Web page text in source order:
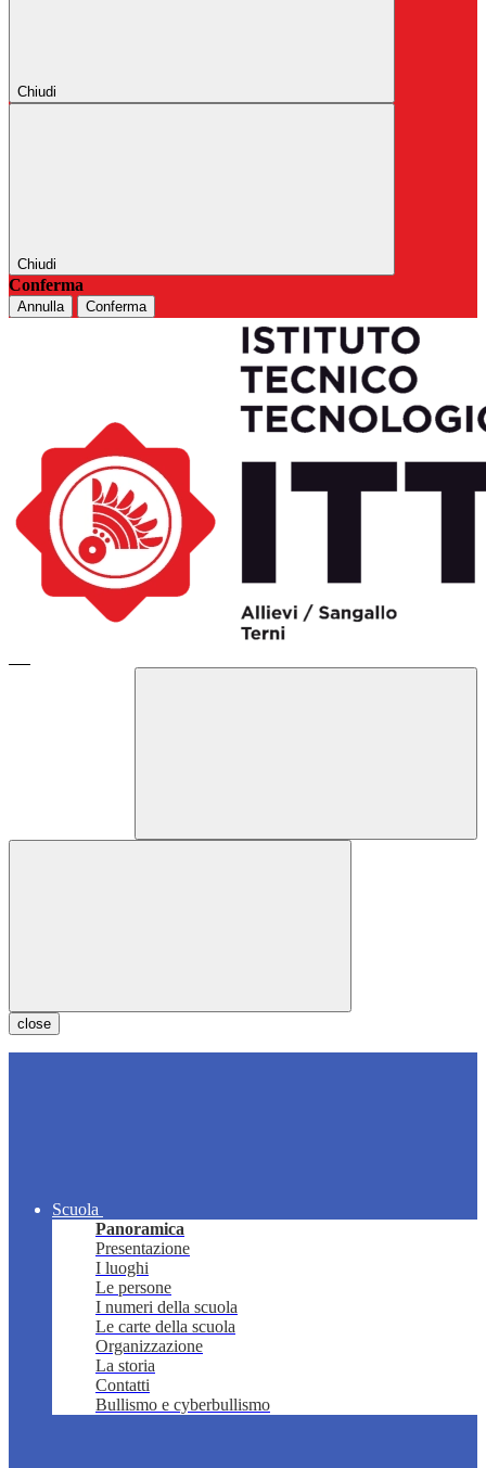
Chiudi
Chiudi
Conferma
Annulla Conferma
close
Scuola
Panoramica
Presentazione
I luoghi
Le persone
I numeri della scuola
Le carte della scuola
Organizzazione
La storia
Contatti
Bullismo e cyberbullismo